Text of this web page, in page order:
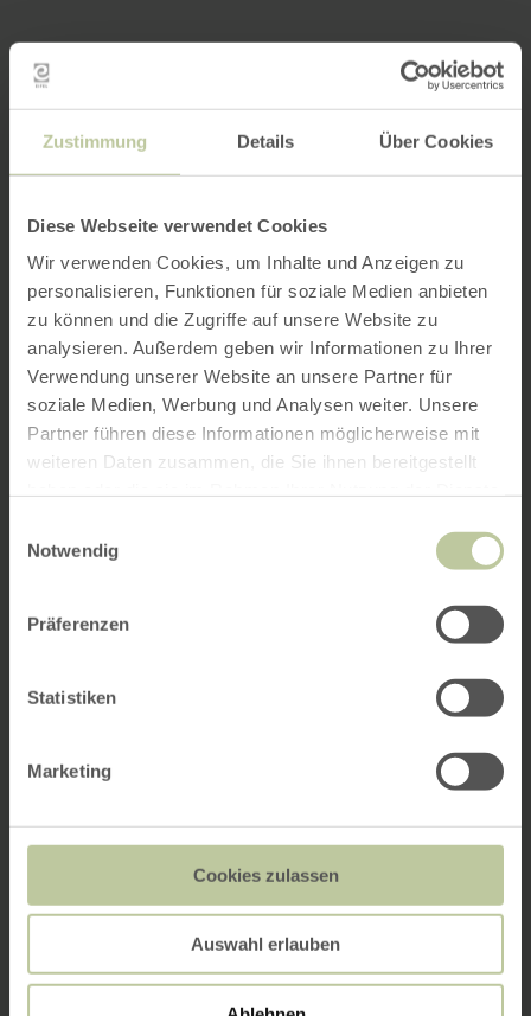
Zustimmung Details Über Cookies
Diese Webseite verwendet Cookies
Wir verwenden Cookies, um Inhalte und Anzeigen zu
personalisieren, Funktionen für soziale Medien anbieten
zu können und die Zugriffe auf unsere Website zu
analysieren. Außerdem geben wir Informationen zu Ihrer
Verwendung unserer Website an unsere Partner für
soziale Medien, Werbung und Analysen weiter. Unsere
Partner führen diese Informationen möglicherweise mit
weiteren Daten zusammen, die Sie ihnen bereitgestellt
Notwendig
Präferenzen
Statistiken
Marketing
Cookies zulassen
Auswahl erlauben